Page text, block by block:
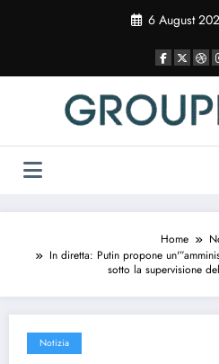
6 August
Home
In diretta: Putin propone
sotto la supervisione
Notizia